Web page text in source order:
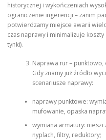
historycznej i wykończeniach
ograniczenie ingerencji – zanim
potwierdzamy miejsce awarii
czas naprawy i minimalizuje
tynki).
Naprawa rur –
Gdy znamy już źródło
scenariusze naprawy:
naprawy punktowe:
mufowanie, opaska
wymiana armatury:
nyplach, filtry, reduktory;